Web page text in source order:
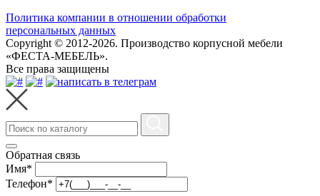
Политика компании в отношении обработки
персональных данных
Copyright © 2012-2026. Производство корпусной мебели
«ФЕСТА-МЕБЕЛЬ».
Все права защищены
Обратная связь
Имя*
Телефон*